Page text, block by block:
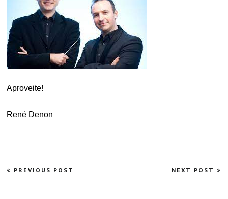
Aproveite!
René Denon
Navegação
de
PREVIOUS POST NEXT POST